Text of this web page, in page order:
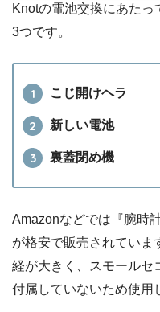
Knotの電池交換にあた
3つです。
こじ開けヘラ
新しい電池
裏蓋閉め機
Amazonなどでは『腕時
が格安で販売されていま
経が大きく、スモールセ
付属していないため使用